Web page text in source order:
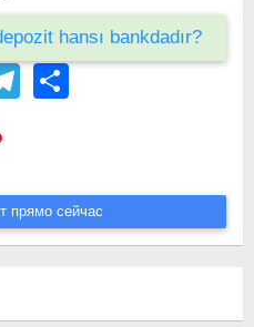
hansı bankdadır?
Telegram
прямо сейчас